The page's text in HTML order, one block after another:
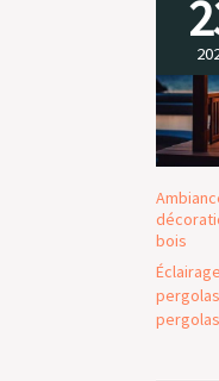
bois
Éclairage
pergolas
pergolas